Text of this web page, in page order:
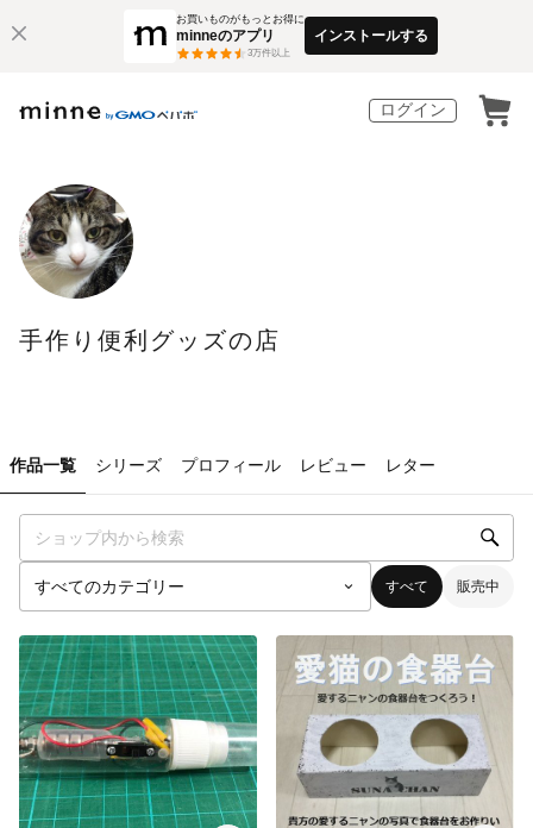
お買いものがもっとお得に
minneのアプリ
3万件以上
インストールする
ログイン
手作り便利グッズの店
作品一覧 シリーズ プロフィール レビュー レター
すべて 販売中